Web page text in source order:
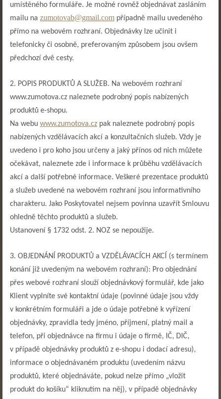
umístěného formuláře. Je možné rovněž objednávat zasláním
mailu na zumotovab@gmail.com případně mailu uvedeného
přímo na webovém rozhraní. Objednávky lze učinit i
telefonicky či osobně, preferovaným způsobem jsou ovšem
předchozí dvě cesty.
2. POPIS PRODUKTŮ A SLUŽEB. Na webovém rozhraní
www.zumotova.cz naleznete podrobný popis nabízených
produktů e-shopu.
Na webu www.zumotova.cz pak naleznete podrobný popis
nabízených vzdělávacích akcí a konzultačních služeb. Vždy je
uvedeno i pro koho jsou určeny a jaký přínos od nich můžete
očekávat, naleznete zde i informace k průběhu vzdělávacích
akcí a další potřebné informace. Veškeré prezentace produktů
a služeb uvedené na webovém rozhraní jsou informativního
charakteru. Jako Poskytovatel nejsem povinna uzavřít Smlouvu
ohledně těchto produktů a služeb.
Ustanovení § 1732 odst. 2. NOZ se nepoužije.
3. OBJEDNÁNÍ PRODUKTŮ a VZDĚLÁVACÍCH AKCÍ (s termínem
konání již uvedeným na webovém rozhraní): Pro objednání
přes webové rozhraní slouží objednávkový formulář, kde jako
Klient vyplníte své kontaktní údaje (povinné údaje jsou vždy
v konkrétním formuláři a jde o údaje potřebné k vyřízení
objednávky, zpravidla tedy jméno, příjmení, platný mail a
telefon, při objednávce na firmu i údaje o firmě, IČ, DIČ,
v případě objednávky produktů z e-shopu i dodací adresu),
informace o objednávaném produktu (uvedením názvu
produktů, které objednáváte, pokud nelze přímo „vložit
produkt do košíku“ kliknutím na něj), v případě objednávky